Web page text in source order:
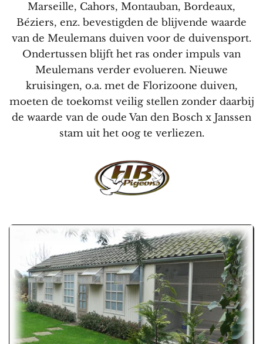
Marseille, Cahors, Montauban, Bordeaux,
Béziers, enz. bevestigden de blijvende waarde
van de Meulemans duiven voor de duivensport.
Ondertussen blijft het ras onder impuls van
Meulemans verder evolueren. Nieuwe
kruisingen, o.a. met de Florizoone duiven,
moeten de toekomst veilig stellen zonder daarbij
de waarde van de oude Van den Bosch x Janssen
stam uit het oog te verliezen.